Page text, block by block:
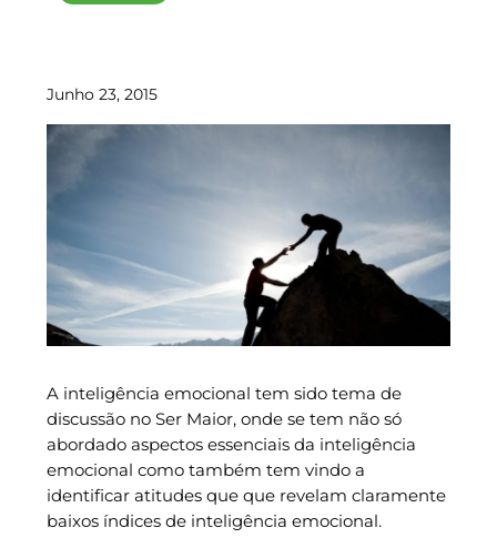
Junho 23, 2015
A inteligência emocional tem sido tema de
discussão no Ser Maior, onde se tem não só
abordado aspectos essenciais da inteligência
emocional como também tem vindo a
identificar atitudes que que revelam claramente
baixos índices de inteligência emocional.